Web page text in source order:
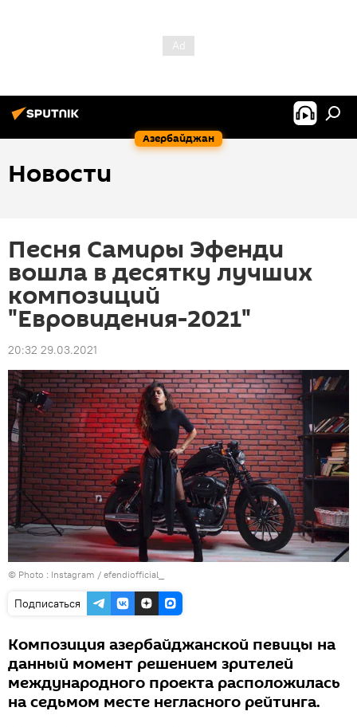
Азербайджан
Новости
Песня Самиры Эфенди
вошла в десятку лучших
композиций
"Евровидения-2021"
20:32 29.03.2021
© Photo : Instagram / efendiofficial_
Подписаться
Композиция азербайджанской певицы на
данный момент решением зрителей
международного проекта расположилась
на седьмом месте негласного рейтинга.